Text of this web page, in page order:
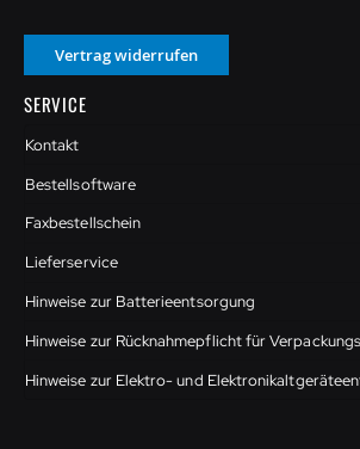
Vertrag widerrufen
SERVICE
Kontakt
Bestellsoftware
Faxbestellschein
Lieferservice
Hinweise zur Batterieentsorgung
Hinweise zur Rücknahmepflicht für
Hinweise zur Elektro- und